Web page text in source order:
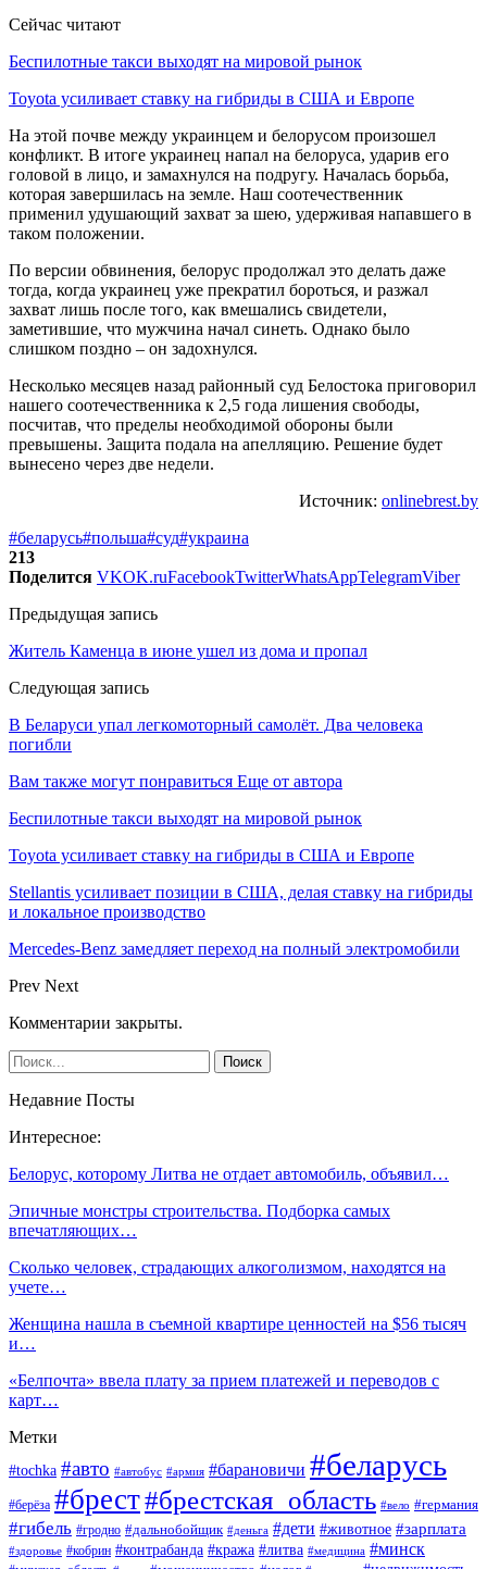
Сейчас читают
Беспилотные такси выходят на мировой рынок
Toyota усиливает ставку на гибриды в США и Европе
На этой почве между украинцем и белорусом произошел
конфликт. В итоге украинец напал на белоруса, ударив его
головой в лицо, и замахнулся на подругу. Началась борьба,
которая завершилась на земле. Наш соотечественник
применил удушающий захват за шею, удерживая напавшего в
таком положении.
По версии обвинения, белорус продолжал это делать даже
тогда, когда украинец уже прекратил бороться, и разжал
захват лишь после того, как вмешались свидетели,
заметившие, что мужчина начал синеть. Однако было
слишком поздно – он задохнулся.
Несколько месяцев назад районный суд Белостока приговорил
нашего соотечественника к 2,5 года лишения свободы,
посчитав, что пределы необходимой обороны были
превышены. Защита подала на апелляцию. Решение будет
вынесено через две недели.
Источник: onlinebrest.by
#беларусь#польша#суд#украина
213
Поделится VKOK.ruFacebookTwitterWhatsAppTelegramViber
Предыдущая запись
Житель Каменца в июне ушел из дома и пропал
Следующая запись
В Беларуси упал легкомоторный самолёт. Два человека
погибли
Вам также могут понравиться Еще от автора
Беспилотные такси выходят на мировой рынок
Toyota усиливает ставку на гибриды в США и Европе
Stellantis усиливает позиции в США, делая ставку на гибриды
и локальное производство
Mercedes-Benz замедляет переход на полный электромобили
Prev Next
Комментарии закрыты.
Недавние Посты
Интересное:
Белорус, которому Литва не отдает автомобиль, объявил…
Эпичные монстры строительства. Подборка самых
впечатляющих…
Сколько человек, страдающих алкоголизмом, находятся на
учете…
Женщина нашла в съемной квартире ценностей на $56 тысяч
и…
«Белпочта» ввела плату за прием платежей и переводов с
карт…
Метки
#tochka #авто #автобус #армия #барановичи #беларусь
#берёза #брест#брестская_область #вело #германия
#гибель #гродно #дальнобойщик #деньга #дети #животное #зарплата
#здоровье #кобрин #контрабанда #кража #литва #медицина #минск